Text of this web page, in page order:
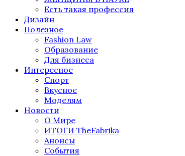
Есть такая профессия
Дизайн
Полезное
Fashion Law
Образование
Для бизнеса
Интересное
Спорт
Вкусное
Моделям
Новости
О Мире
ИТОГИ TheFabrika
Анонсы
События